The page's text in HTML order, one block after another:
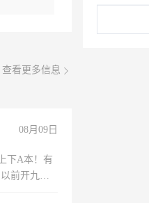
查看更多信息
08月09日
下A本！有
前开九米